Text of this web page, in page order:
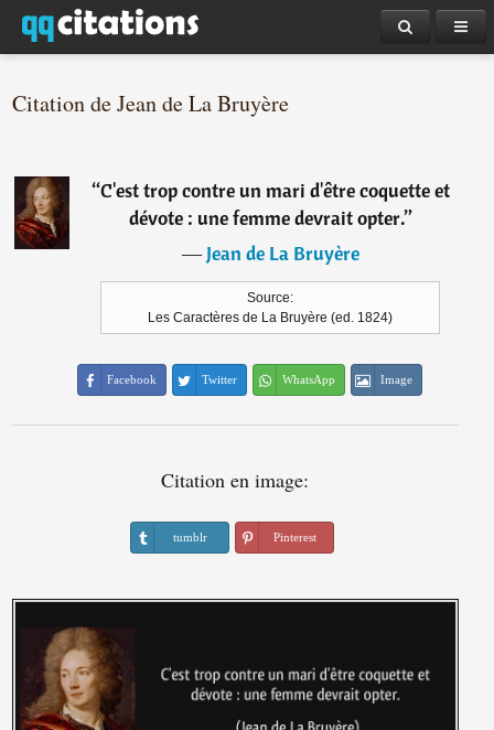
Citation de Jean de La Bruyère
“C'est trop contre un mari d'être coquette et
dévote : une femme devrait opter.”
―Jean de La Bruyère
Source:
Les Caractères de La Bruyère (ed. 1824)
Facebook Twitter WhatsApp Image
Citation en image:
tumblr Pinterest